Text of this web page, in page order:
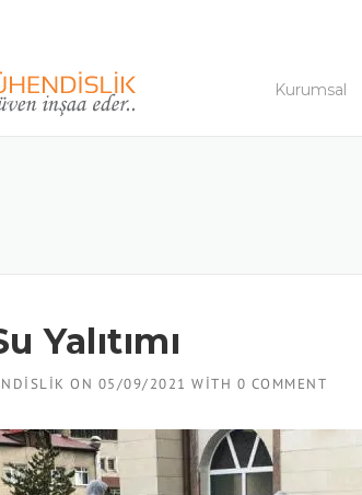
Kurumsal
Yalıtımı
ON 05/09/2021 WITH 0 COMMENT